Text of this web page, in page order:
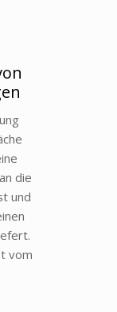
die
und
vom